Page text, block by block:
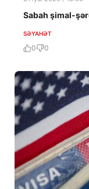
Sabah şimal-
SƏYAHƏT
0 0